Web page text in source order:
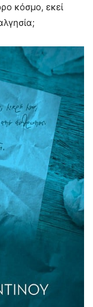
κόσμο, εκεί